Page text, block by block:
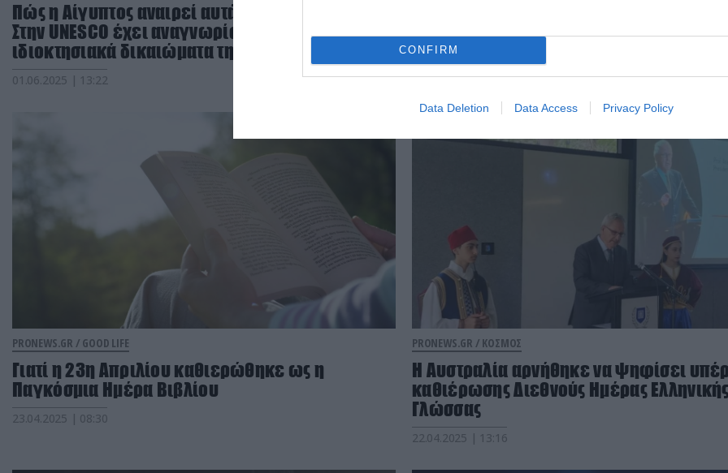
CONFIRM
Data Deletion Data Access Privacy Policy
Πώς η Αίγυπτος αναιρεί αυτά που έλεγε –
Στην UNESCO έχει αναγνωρίσει τα
ιδιοκτησιακά δικαιώματα της Μονής Σινά!
01.06.2025 | 13:22
μπορούν να ωθήσουν τους ανήλικους
10.05.2025 | 14:34
PRONEWS.GR / GOOD LIFE
Γιατί η 23η Απριλίου καθιερώθηκε ως η
Παγκόσμια Ημέρα Βιβλίου
23.04.2025 | 08:30
PRONEWS.GR / ΚΟΣΜΟΣ
Η Αυστραλία αρνήθηκε να ψηφίσει
καθιέρωσης Διεθνούς Ημέρας
Γλώσσας
22.04.2025 | 13:16